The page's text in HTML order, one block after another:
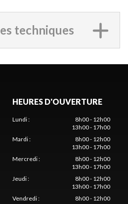
techniques
HEURES D'OUVERTURE
Lundi:
8h00 - 12h00
13h00 - 17h00
Mardi:
8h00 - 12h00
13h00 - 17h00
Mercredi:
8h00 - 12h00
13h00 - 17h00
Jeudi:
8h00 - 12h00
13h00 - 17h00
Vendredi:
8h00 - 12h00